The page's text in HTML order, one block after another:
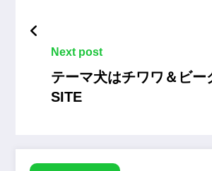
Next post
テーマ犬はチワワ＆ビ
SITE